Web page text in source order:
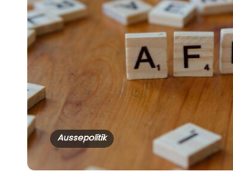
Aussepolitik